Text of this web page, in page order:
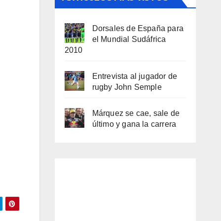
Dorsales de España para
el Mundial Sudáfrica
2010
Entrevista al jugador de
rugby John Semple
Márquez se cae, sale de
último y gana la carrera